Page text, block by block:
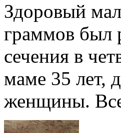
Здоровый
граммов был
сечения в
маме 35 лет,
женщины. Все